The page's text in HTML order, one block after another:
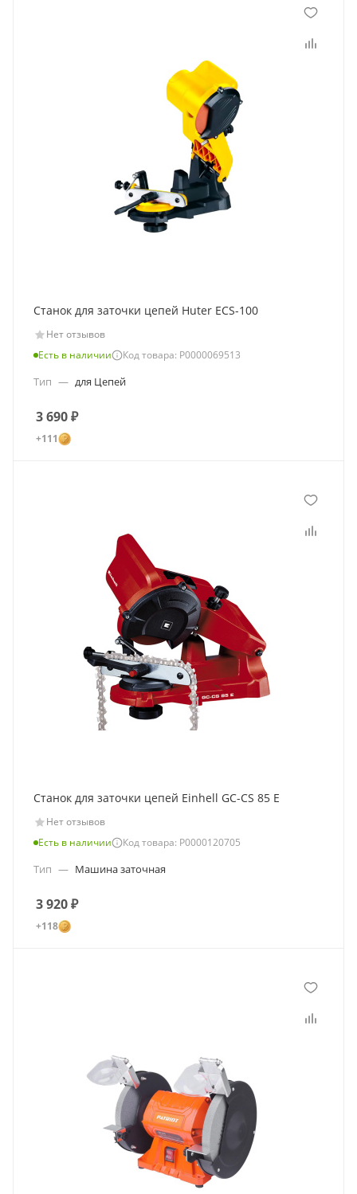
Станок для заточки цепей Huter ECS-100
Нет отзывов
Есть в наличии
Код товара: Р0000069513
Тип — для Цепей
3 690₽
+111
Станок для заточки цепей Einhell GC-CS 85 E
Нет отзывов
Есть в наличии
Код товара: Р0000120705
Тип — Машина заточная
3 920₽
+118